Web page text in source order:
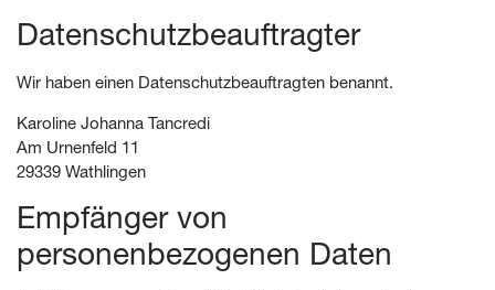
Datenschutz­beauftragter
Wir haben einen Datenschutzbeauftragten benannt.
Karoline Johanna Tancredi
Am Urnenfeld 11
29339 Wathlingen
Empfänger von
personenbezogenen Daten